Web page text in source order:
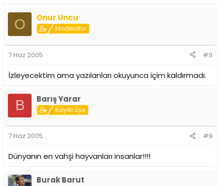
O Onur Uncu
Moderator
7 Haz 2005 #8
İzleyecektim ama yazılanları okuyunca içim kaldırmadı.
B Barış Yarar
Kayıtlı Üye
7 Haz 2005 #9
Dünyanın en vahşi hayvanları insanlar!!!!
Burak Barut